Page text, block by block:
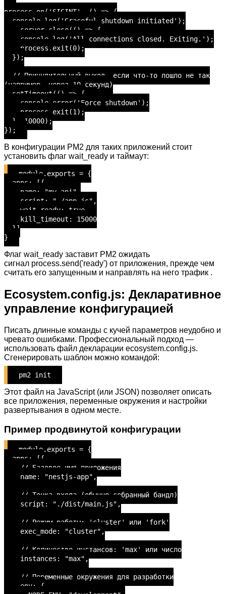
process.on('SIGINT', () => {
console.log('Graceful shutdown initiated');
server.close(() => {
console.log('All connections closed. Exiting.');
process.exit(0);
});
// Принудительный выход, если что-то пошло не так
(например, через 10 секунд)
setTimeout(() => {
console.error('Force shutdown');
process.exit(1);
}, 10000);
});
В конфигурации PM2 для таких приложений стоит
установить флаг wait_ready и таймаут:
module.exports = {
apps: [{
name: "my-api",
script: "./app.js",
wait_ready: true,
kill_timeout: 15000
}]
}
Флаг wait_ready заставит PM2 ожидать
сигнал process.send('ready') от приложения, прежде чем
считать его запущенным и направлять на него трафик .
Ecosystem.config.js: Декларативное
управление конфигурацией
Писать длинные команды с кучей параметров неудобно и
чревато ошибками. Профессиональный подход —
использовать файл декларации ecosystem.config.js.
Сгенерировать шаблон можно командой:
pm2 init
Этот файл на JavaScript (или JSON) позволяет описать
все приложения, переменные окружения и настройки
развертывания в одном месте.
Пример продвинутой конфигурации
module.exports = {
apps: [{
// Базовое имя приложения
name: "nestjs-app",
// Точка входа (обычно собранный бандл)
script: "./dist/main.js",
// Режим работы: 'cluster' или 'fork'
exec_mode: "cluster",
// Количество инстансов: 'max' или число
instances: "max",
// Переменные окружения для разработки
env: {